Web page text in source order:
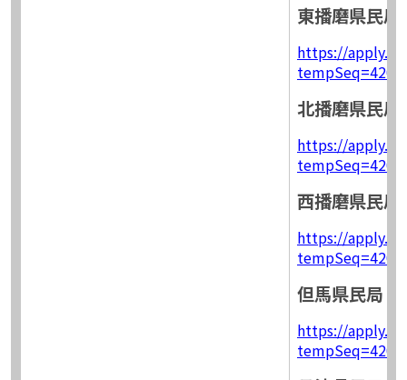
東播磨県民局
https://
tempSeq=4201
北播磨県民局
https://
tempSeq=4205
西播磨県民局
https://
tempSeq=4206
但馬県民局
https://
tempSeq=4207